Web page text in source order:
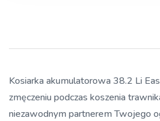
Kosiarka akumulatorowa 38.2 Li
zmęczeniu podczas koszenia
niezawodnym partnerem Twojego